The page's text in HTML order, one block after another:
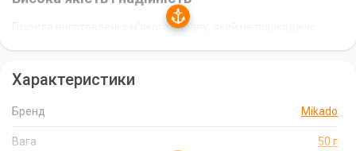
Грузила виготовлені з м'якого сплаву, який не пошкоджує
високою якістю продукції, а виробництво в Польщі підкреслює
Універсальність і зручність
Характеристики
Бренд Mikado
Вага 50 г